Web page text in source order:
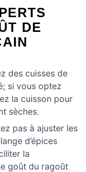
DE
des cuisses de
si vous optez
la cuisson pour
sèches.
pas à ajuster les
d’épices
la
goût du ragoût